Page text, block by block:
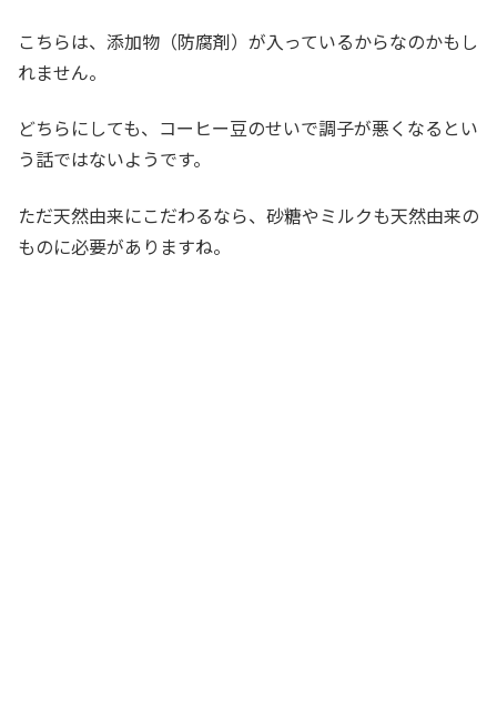
こちらは、添加物（防腐剤）が入っているからなのかもし
れません。
どちらにしても、コーヒー豆のせいで調子が悪くなるとい
う話ではないようです。
ただ天然由来にこだわるなら、砂糖やミルクも天然由来の
ものに必要がありますね。